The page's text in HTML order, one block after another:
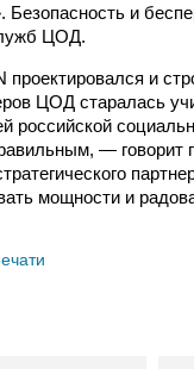
Безопасность и
ЦОД.
проектировался и
ЦОД старалась
российской
—
мощности и